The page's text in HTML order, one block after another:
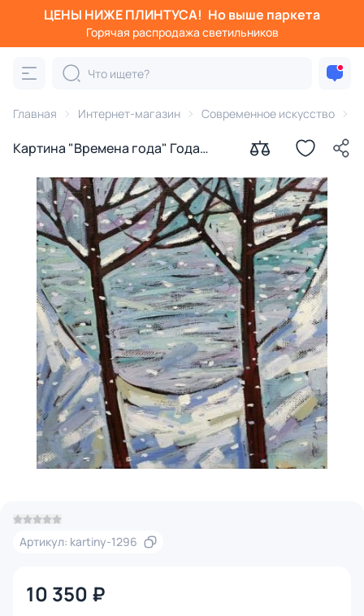
ЦЕНЫ НИЖЕ ПЛИНТУСА! Но выше паркета
Горячая распродажа светильников
Главная Интернет-магазин Современное искусство
Картина "Времена года" Года
Артикул: kartiny-1296
10 350 ₽